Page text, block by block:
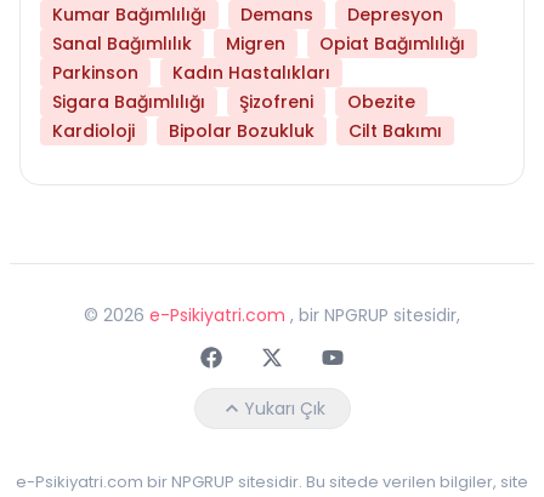
Kumar Bağımlılığı
Demans
Depresyon
Sanal Bağımlılık
Migren
Opiat Bağımlılığı
Parkinson
Kadın Hastalıkları
Sigara Bağımlılığı
Şizofreni
Obezite
Kardioloji
Bipolar Bozukluk Cilt Bakımı
© 2026 e-Psikiyatri.com , bir NPGRUP sitesidir,
FaceebokTwitterYoutube
Yukarı Çık
e-Psikiyatri.com bir NPGRUP sitesidir. Bu sitede verilen bilgiler, site